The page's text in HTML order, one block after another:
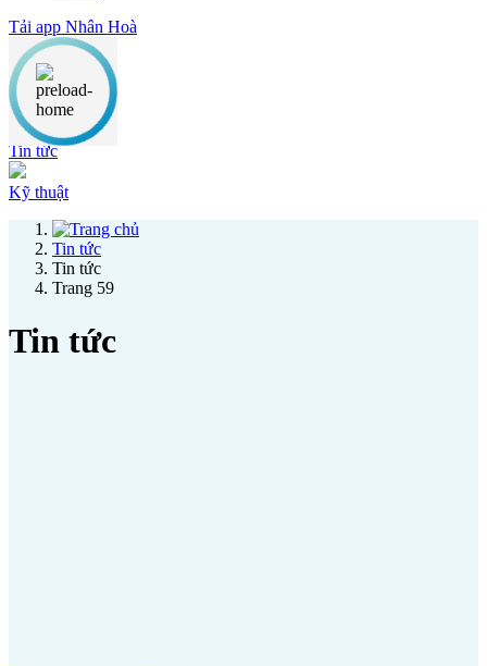
Tải app Nhân Hoà
Thông báo
Ưu đãi
Tin tức
Kỹ thuật
Tin tức
Tin tức
Trang 59
Tin tức